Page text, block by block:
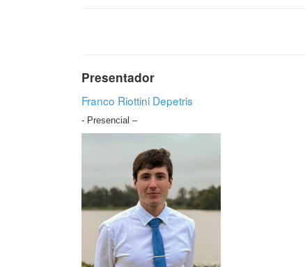
Presentador
Franco Riottini Depetris
- Presencial –